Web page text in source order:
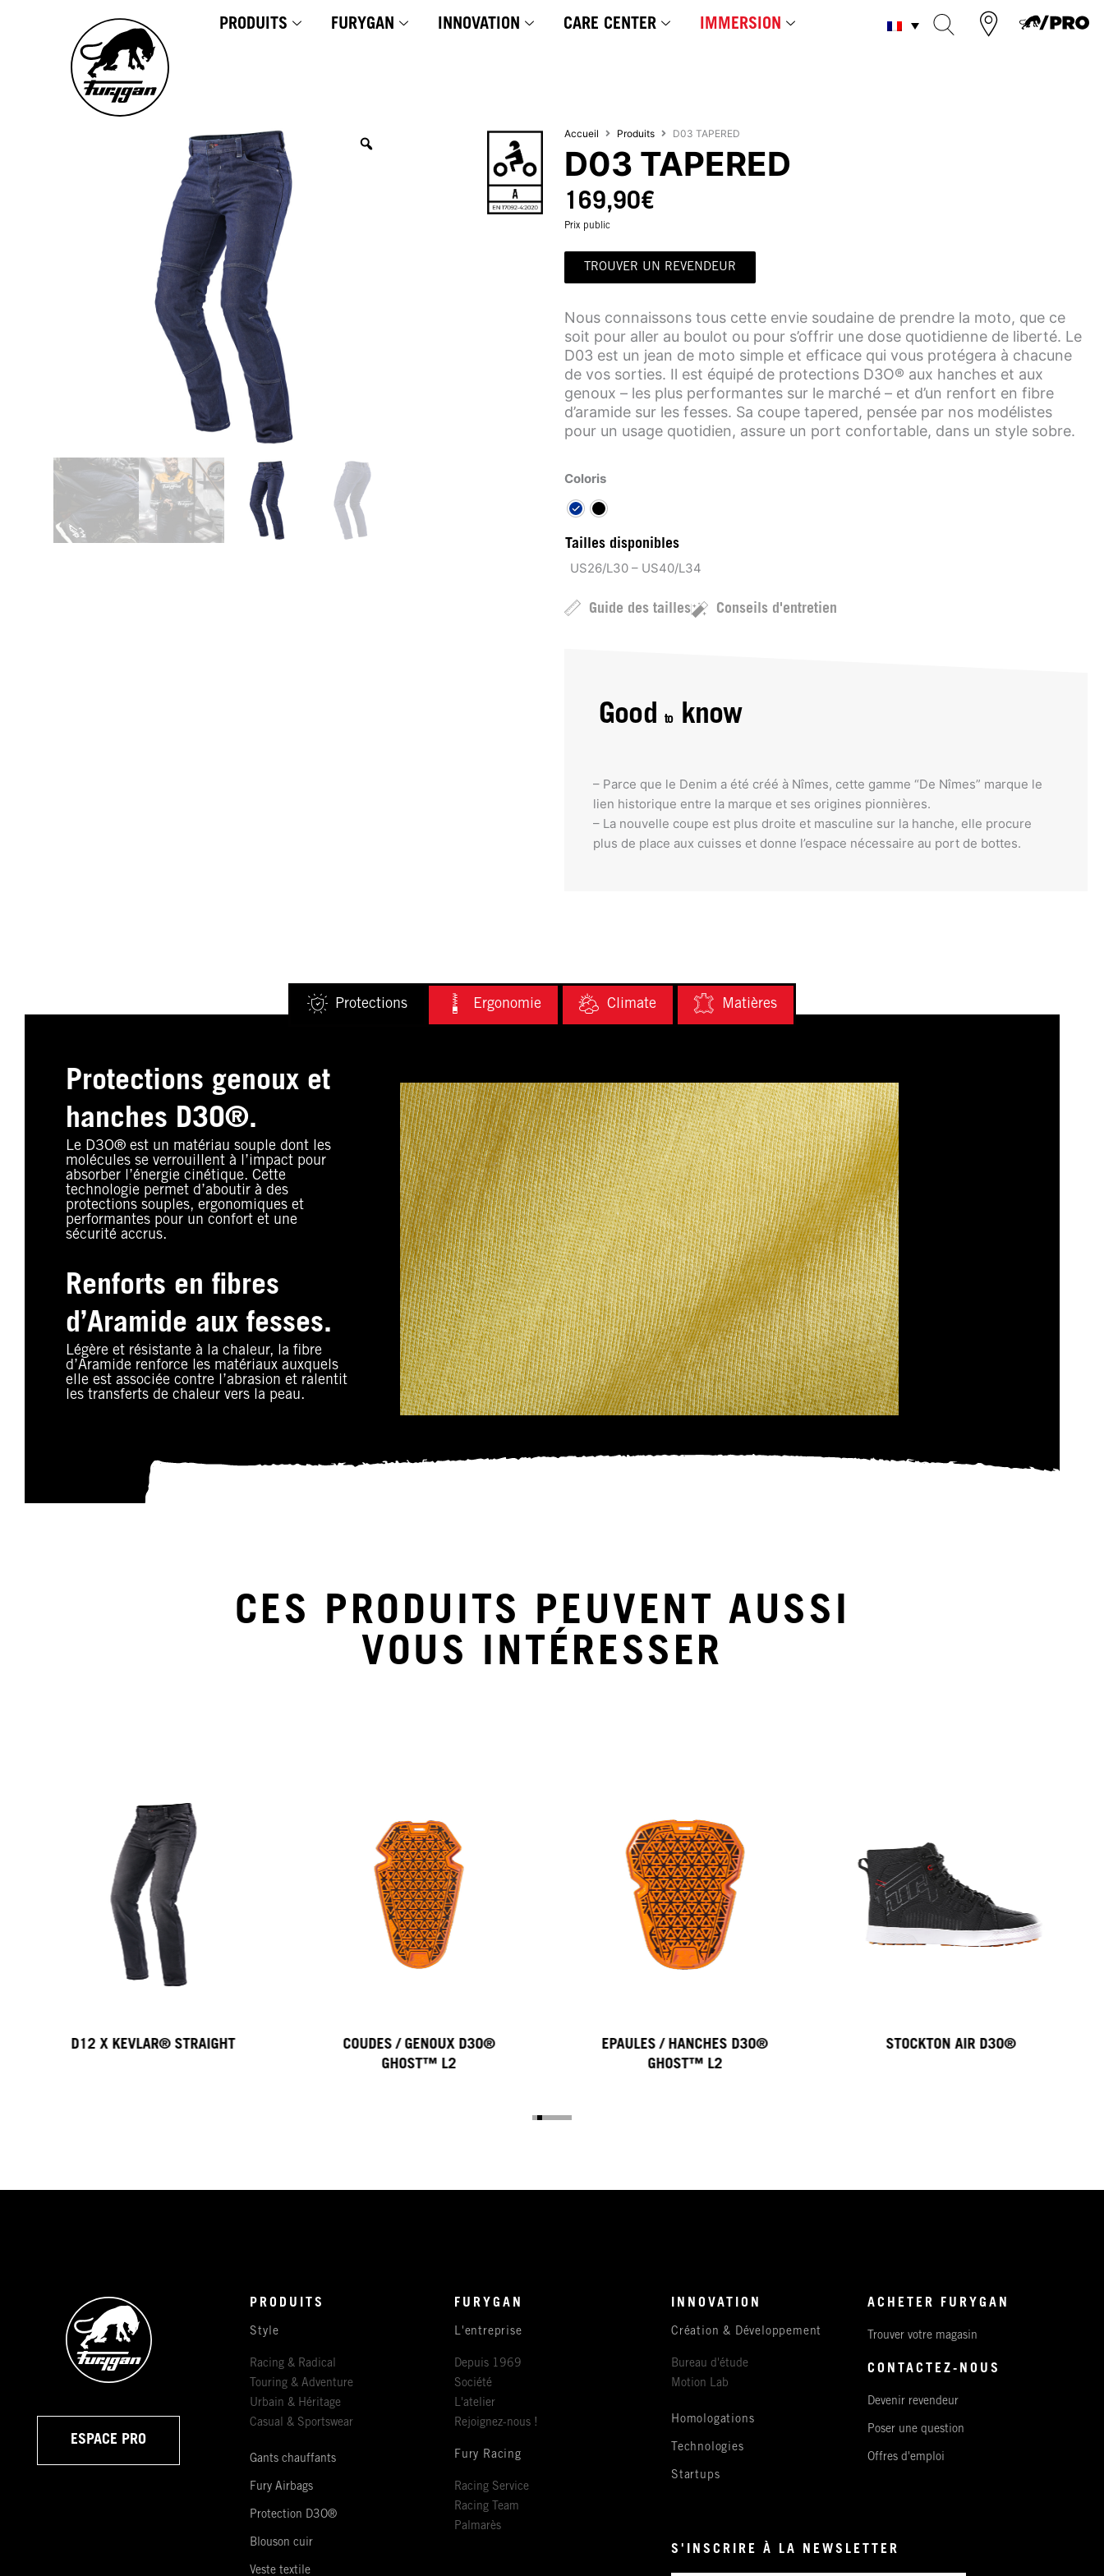
PRODUITS FURYGAN INNOVATION CARE CENTER IMMERSION
Accueil Produits D03 TAPERED
D03 TAPERED
169,90€
Prix public
TROUVER UN REVENDEUR
Nous connaissons tous cette envie soudaine de prendre la moto, que ce
soit pour aller au boulot ou pour s’offrir une dose quotidienne de liberté. Le
D03 est un jean de moto simple et efficace qui vous protégera à chacune
de vos sorties. Il est équipé de protections D3O® aux hanches et aux
genoux – les plus performantes sur le marché – et d’un renfort en fibre
d’aramide sur les fesses. Sa coupe tapered, pensée par nos modélistes
pour un usage quotidien, assure un port confortable, dans un style sobre.
Coloris
Tailles disponibles
US26/L30 – US40/L34
Guide des tailles Conseils d'entretien
Good toknow
– Parce que le Denim a été créé à Nîmes, cette gamme “De Nîmes” marque le
lien historique entre la marque et ses origines pionnières.
– La nouvelle coupe est plus droite et masculine sur la hanche, elle procure
plus de place aux cuisses et donne l’espace nécessaire au port de bottes.
Protections Ergonomie Climate Matières
Protections genoux et
hanches D3O®.
Le D3O® est un matériau souple dont les
molécules se verrouillent à l’impact pour
absorber l’énergie cinétique. Cette
technologie permet d’aboutir à des
protections souples, ergonomiques et
performantes pour un confort et une
sécurité accrus.
Renforts en fibres
d’Aramide aux fesses.
Légère et résistante à la chaleur, la fibre
d’Aramide renforce les matériaux auxquels
elle est associée contre l’abrasion et ralentit
les transferts de chaleur vers la peau.
CES PRODUITS PEUVENT AUSSI
VOUS INTÉRESSER
D12 X KEVLAR® STRAIGHT
COUDES / GENOUX D3O®
GHOST™ L2
EPAULES / HANCHES D3O®
GHOST™ L2
STOCKTON AIR D3O®
ESPACE PRO
PRODUITS
Style
Racing & Radical
Touring & Adventure
Urbain & Héritage
Casual & Sportswear
Gants chauffants
Fury Airbags
Protection D3O®
Blouson cuir
Veste textile
FURYGAN
L'entreprise
Depuis 1969
Société
L'atelier
Rejoignez-nous !
Fury Racing
Racing Service
Racing Team
Palmarès
INNOVATION
Création & Développement
Bureau d'étude
Motion Lab
Homologations
Technologies
Startups
ACHETER FURYGAN
Trouver votre magasin
CONTACTEZ-NOUS
Devenir revendeur
Poser une question
Offres d'emploi
S'INSCRIRE À LA NEWSLETTER